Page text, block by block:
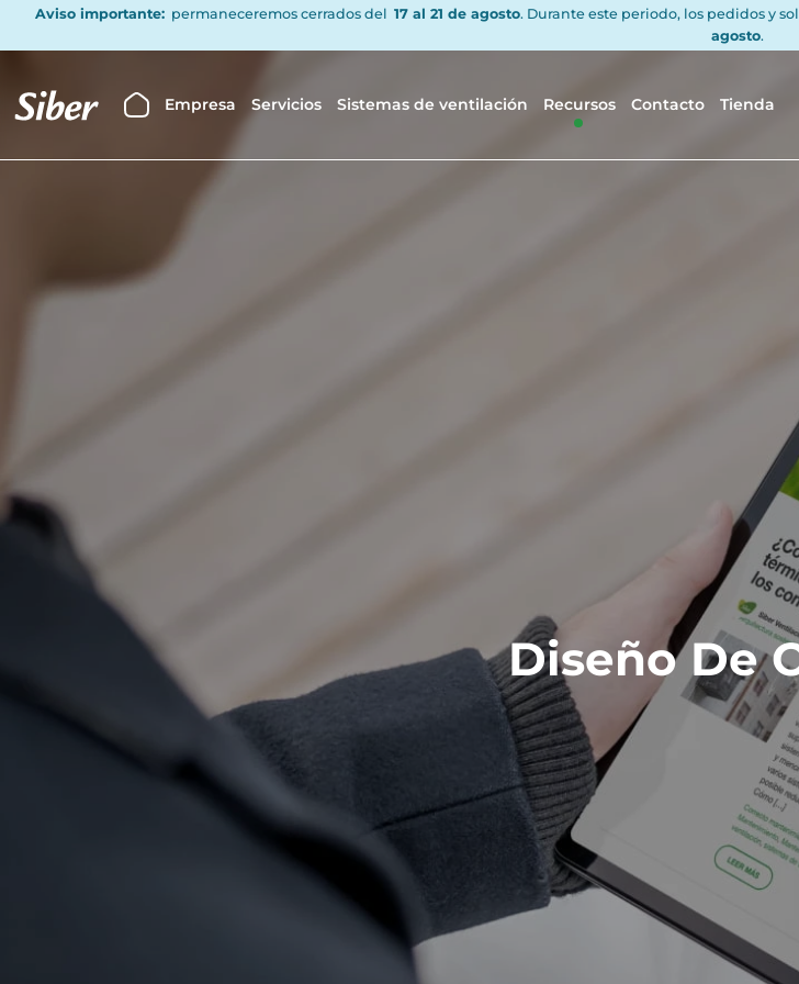
Aviso importante: permaneceremos cerrados del 17 al 21 de agosto. Durante este periodo, los pedidos y
agosto.
Empresa Servicios Sistemas de ventilación Recursos Contacto Tienda
Diseño De